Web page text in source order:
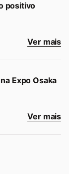
positivo
Ver mais
Expo Osaka
Ver mais